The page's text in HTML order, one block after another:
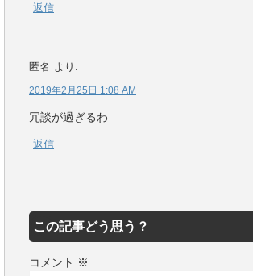
返信
匿名 より:
2019年2月25日 1:08 AM
冗談が過ぎるわ
返信
この記事どう思う？
コメント ※